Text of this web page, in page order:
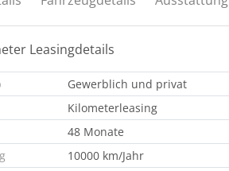
Leasingdetails
Gewerblich und privat
Kilometerleasing
48 Monate
10000 km/Jahr